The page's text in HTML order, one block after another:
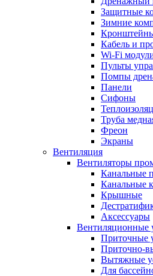
Защитные
Зимние
Кабель и
Wi-Fi
Пульты
Помпы
Панели
Сифоны
Труба
Фреон
Экраны
Вентиляция
Вентиляторы
Канальные
Канальные
Крышные
Аксессуары
Вентиляционные
Приточные
Приточно-
Вытяжные
Для